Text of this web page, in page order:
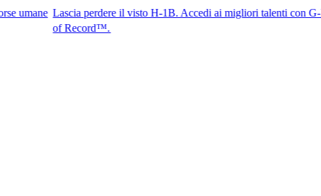
Lascia perdere il visto H-1B. Accedi ai migliori talenti con G-P Employer
of Record™.​​